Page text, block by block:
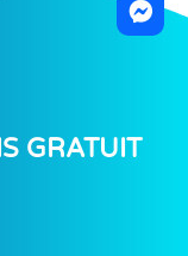
GRATUIT